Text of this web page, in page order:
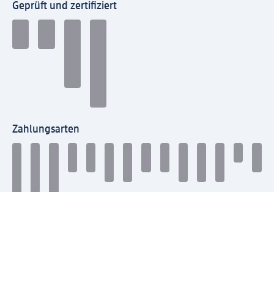
Geprüft und zertifiziert
Zahlungsarten